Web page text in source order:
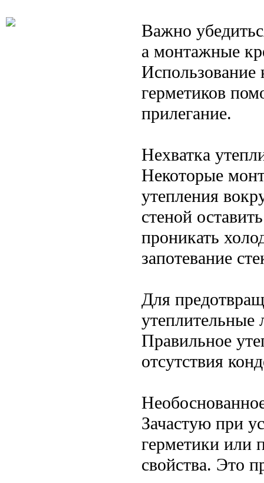
Важно
а монтажные
герметиков
прилегание.
Нехватка
Некоторые
утепления
стеной
проникать
запотевание
Для
утеплительные
Правильное
отсутствия
Зачастую при
герметики или
свойства. Это